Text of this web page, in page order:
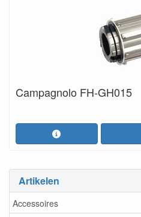
Artikelen
Accessoires
Campagnolo FH-GH015